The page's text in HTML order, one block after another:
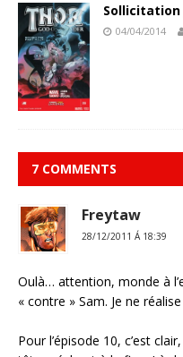
Sollicitation
04/04/2014
7 COMMENTS
Freytaw
28/12/2011 Á 18:39
Oulà… attention, monde à
« contre » Sam. Je ne
Pour l’épisode 10, c’est